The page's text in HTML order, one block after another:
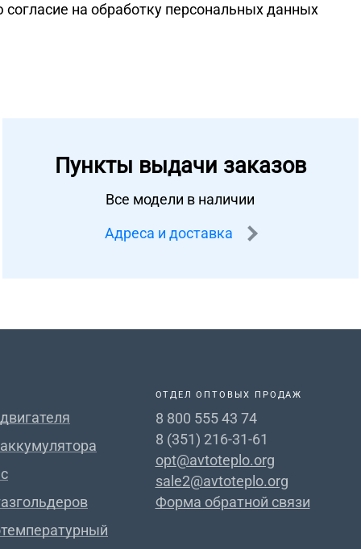
на обработку персональных данных
Пункты выдачи заказов
Все модели в наличии
Адреса и доставка
ОТДЕЛ ОПТОВЫХ ПРОДАЖ
8 800 555 43 74
8 (351) 216-31-61
opt@avtoteplo.org
sale2@avtoteplo.org
Форма обратной связи